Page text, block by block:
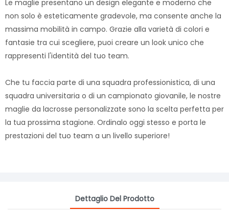
Le maglie presentano un design elegante e moderno che
non solo è esteticamente gradevole, ma consente anche la
massima mobilità in campo. Grazie alla varietà di colori e
fantasie tra cui scegliere, puoi creare un look unico che
rappresenti l'identità del tuo team.
Che tu faccia parte di una squadra professionistica, di una
squadra universitaria o di un campionato giovanile, le nostre
maglie da lacrosse personalizzate sono la scelta perfetta per
la tua prossima stagione. Ordinalo oggi stesso e porta le
prestazioni del tuo team a un livello superiore!
Dettaglio Del Prodotto